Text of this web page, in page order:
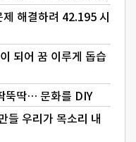
해결하려 42.195 시
되어 꿈 이루게 돕습
딱… 문화를 DIY
들 우리가 목소리 내